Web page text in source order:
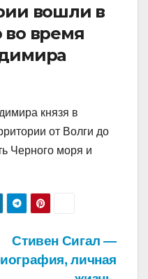
вошли в
время
князя в
от Волги до
Черного моря и
Стивен Сигал —
личная